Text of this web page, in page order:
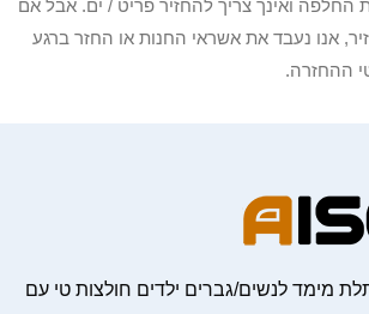
החלפה ואינך צריך להחזיר פריט / ים. אבל אם
אנו נעבד את אשראי החנות או החזר ברגע
ההחזרה.
מימד לנשים/גברים ילדים חולצות טי עם